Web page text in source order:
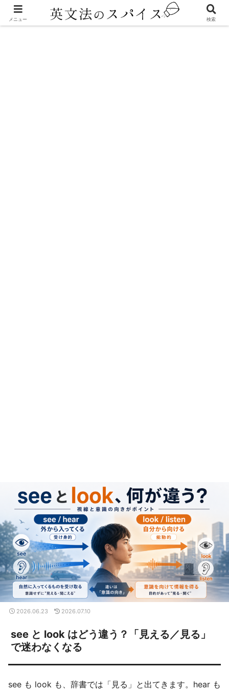
see と look はどう違う？「見える／見る」
で迷わなくなる
2026.06.23 2026.07.10
see も look も、辞書では「見る」と出てきます。hear も
メニュー 検索